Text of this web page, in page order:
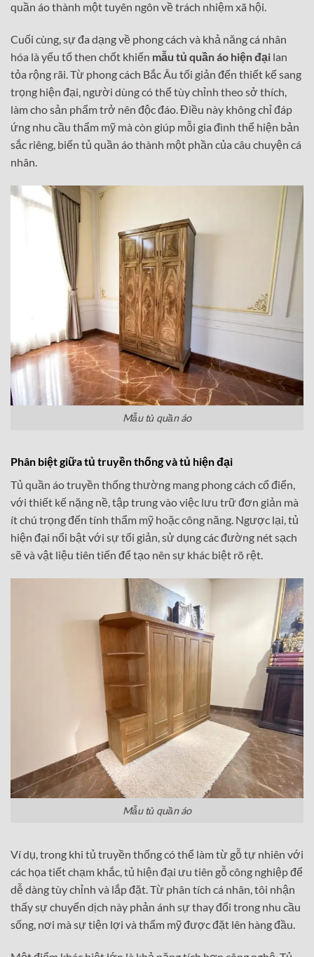
quần áo thành một tuyên ngôn về trách nhiệm xã hội.
Cuối cùng, sự đa dạng về phong cách và khả năng cá nhân
hóa là yếu tố then chốt khiến mẫu tủ quần áo hiện đại lan
tỏa rộng rãi. Từ phong cách Bắc Âu tối giản đến thiết kế sang
trọng hiện đại, người dùng có thể tùy chỉnh theo sở thích,
làm cho sản phẩm trở nên độc đáo. Điều này không chỉ đáp
ứng nhu cầu thẩm mỹ mà còn giúp mỗi gia đình thể hiện bản
sắc riêng, biến tủ quần áo thành một phần của câu chuyện cá
nhân.
Mẫu tủ quần áo
Phân biệt giữa tủ truyền thống và tủ hiện đại
Tủ quần áo truyền thống thường mang phong cách cổ điển,
với thiết kế nặng nề, tập trung vào việc lưu trữ đơn giản mà
ít chú trọng đến tính thẩm mỹ hoặc công năng. Ngược lại, tủ
hiện đại nổi bật với sự tối giản, sử dụng các đường nét sạch
sẽ và vật liệu tiên tiến để tạo nên sự khác biệt rõ rệt.
Mẫu tủ quần áo
Ví dụ, trong khi tủ truyền thống có thể làm từ gỗ tự nhiên với
các họa tiết chạm khắc, tủ hiện đại ưu tiên gỗ công nghiệp để
dễ dàng tùy chỉnh và lắp đặt. Từ phân tích cá nhân, tôi nhận
thấy sự chuyển dịch này phản ánh sự thay đổi trong nhu cầu
sống, nơi mà sự tiện lợi và thẩm mỹ được đặt lên hàng đầu.